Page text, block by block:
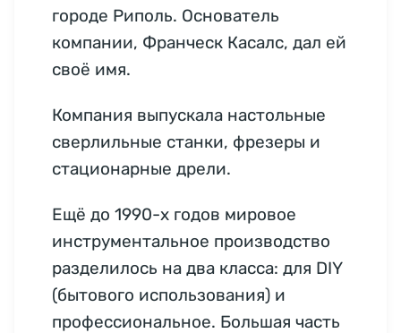
городе Риполь. Основатель
компании, Франческ Касалс, дал ей
своё имя.
Компания выпускала настольные
сверлильные станки, фрезеры и
стационарные дрели.
Ещё до 1990-х годов мировое
инструментальное производство
разделилось на два класса: для DIY
(бытового использования) и
профессиональное. Большая часть